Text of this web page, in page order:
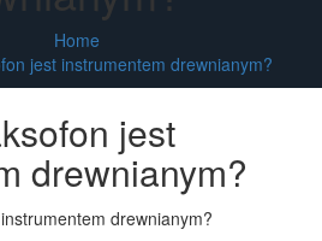
Home
jest instrumentem drewnianym?
jest
drewnianym?